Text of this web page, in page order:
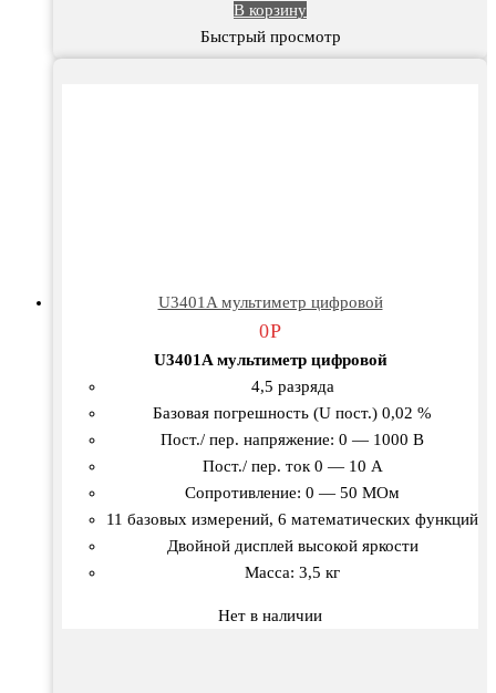
В корзину
Быстрый просмотр
U3401A мультиметр цифровой
0Р
U3401A мультиметр цифровой
4,5 разряда
Базовая погрешность (U пост.) 0,02 %
Пост./ пер. напряжение: 0 — 1000 В
Пост./ пер. ток 0 — 10 А
Сопротивление: 0 — 50 МОм
11 базовых измерений, 6 математических функций
Двойной дисплей высокой яркости
Масса: 3,5 кг
Нет в наличии